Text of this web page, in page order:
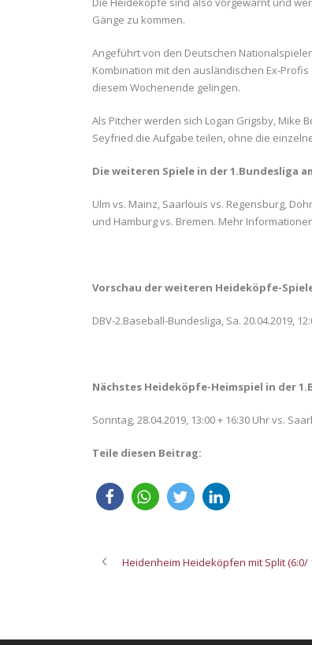
Gänge zu kommen.
Angeführt von den Deutschen
Kombination mit den ausländischen Ex-
diesem Wochenende gelingen.
Als Pitcher werden sich Logan Grigsby, Mike
Seyfried die Aufgabe teilen, ohne die
Die weiteren Spiele in der 1.Bundesliga
Ulm vs. Mainz, Saarlouis vs. Regensburg,
und Hamburg vs. Bremen. Mehr
Vorschau der weiteren Heideköpfe-
DBV-2.Baseball-Bundesliga, Sa. 20.04.2019,
Nächstes Heideköpfe-Heimspiel in der
Sonntag, 28.04.2019, 13:00 + 16:30 Uhr vs.
Teile diesen Beitrag:
Heidenheim Heideköpfen mit Split